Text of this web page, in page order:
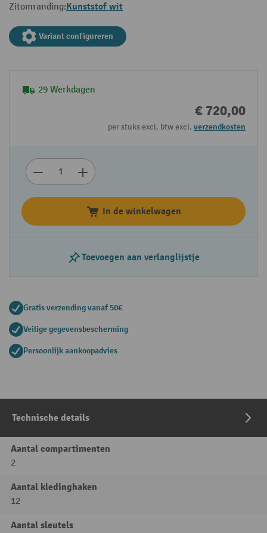
Zitomranding:Kunststof wit
Variant configureren
29 Werkdagen
€ 720,00
per stuks excl. btw excl. verzendkosten
In de winkelwagen
Toevoegen aan verlanglijstje
Gratis verzending vanaf 50€
Veilige gegevensbescherming
Persoonlijk aankoopadvies
Technische details
Aantal compartimenten
2
Aantal kledinghaken
12
Aantal sleutels